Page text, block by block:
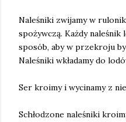
Naleśniki zwijamy w
spożywczą. Każdy
sposób, aby w przekroju
Naleśniki wkładamy do
Ser kroimy i wycinamy z
Schłodzone naleśniki